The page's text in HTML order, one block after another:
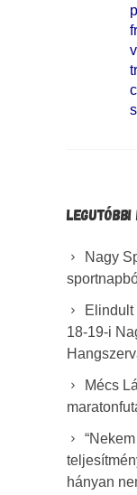
Nagy
Elindult
18-19-i
Mécs
hányan